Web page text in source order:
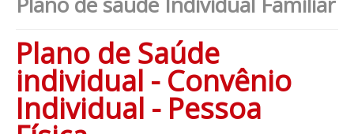
BRADESCO PLANO DE SAÚDE EMPRESARIAL
CAIXA PLANO DE SAÚDE EMPRESARIAL
CLASSES PLANO DE SAÚDE EMPRESARIAL
Plano de Saúde
individual - Convênio
Individual - Pessoa